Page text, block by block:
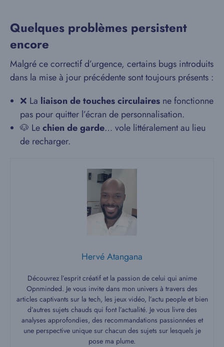
Quelques problèmes persistent
encore
Malgré ce correctif d’urgence, certains bugs introduits
dans la mise à jour précédente sont toujours présents :
❌ La liaison de touches circulaires ne fonctionne
pas pour quitter l’écran de personnalisation.
🐶 Lechien de garde… vole littéralement au lieu
de recharger.
Hervé Atangana
Découvrez l’esprit créatif et la passion de celui qui anime
Opnminded. Je vous invite dans mon univers à travers des
articles captivants sur la tech, les jeux vidéo, l’actu people et bien
d’autres sujets chauds qui font l’actualité. Je vous livre des
analyses approfondies, des recommandations passionnées et
une perspective unique sur chacun des sujets sur lesquels je
pose ma plume.